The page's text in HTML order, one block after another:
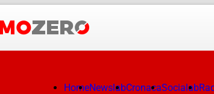
HomeNewslabCronacaSocialab